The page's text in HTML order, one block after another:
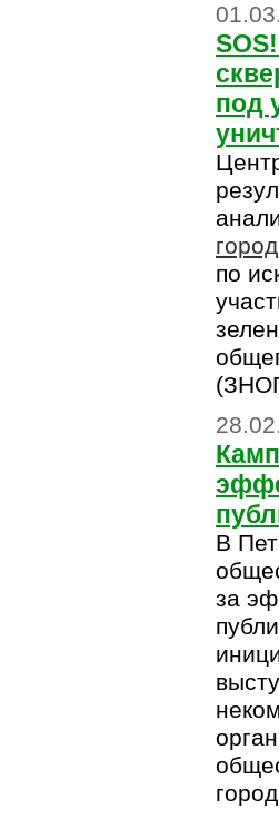
под
по
В
за